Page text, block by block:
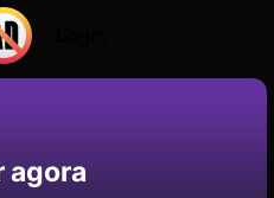
agora